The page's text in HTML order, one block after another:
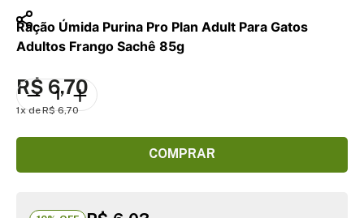
Ração Úmida Purina Pro Plan Adult Para Gatos
Adultos Frango Sachê 85g
R$6,70
1 R$ 6,70
COMPRAR